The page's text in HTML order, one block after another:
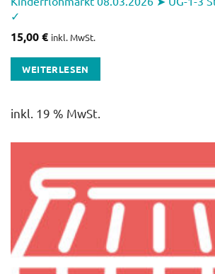
✓
15,00€ inkl. MwSt.
WEITERLESEN
inkl. 19 % MwSt.